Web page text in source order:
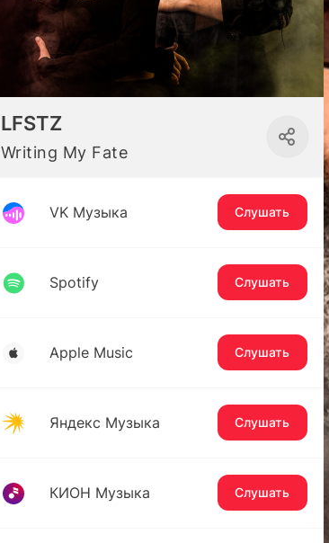
LFSTZ
Writing My Fate
VK Музыка Слушать
Spotify Слушать
Apple Music Слушать
Яндекс Музыка Слушать
КИОН Музыка Слушать